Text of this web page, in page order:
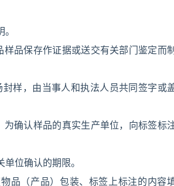
品保存作证据或送交有关部门鉴定而制
样，由当事人和执法人员共同签字或
确认样品的真实生产单位，向标签标
位确认的期限。
品（产品）包装、标签上标注的内容